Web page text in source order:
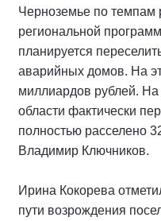
Черноземье по темпам
региональной
планируется
аварийных домов. На
миллиардов рублей. На
области фактически
полностью расселено
Владимир Ключников.
Ирина Кокорева
пути возрождения